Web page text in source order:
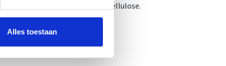
Alles toestaan
microkristallijne cellulose.